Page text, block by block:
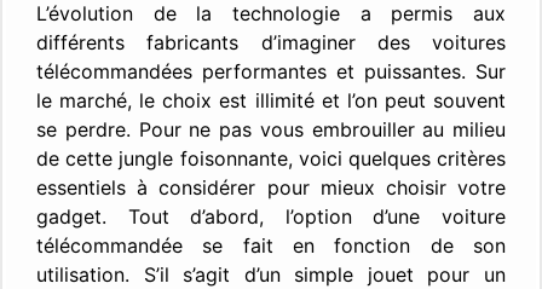
L’évolution de la technologie a permis aux
différents fabricants d’imaginer des voitures
télécommandées performantes et puissantes. Sur
le marché, le choix est illimité et l’on peut souvent
se perdre. Pour ne pas vous embrouiller au milieu
de cette jungle foisonnante, voici quelques critères
essentiels à considérer pour mieux choisir votre
gadget. Tout d’abord, l’option d’une voiture
télécommandée se fait en fonction de son
utilisation. S’il s’agit d’un simple jouet pour un